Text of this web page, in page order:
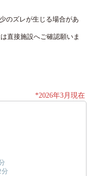
のズレが生じる場合があ
直接施設へご確認願いま
*2026年3月現在